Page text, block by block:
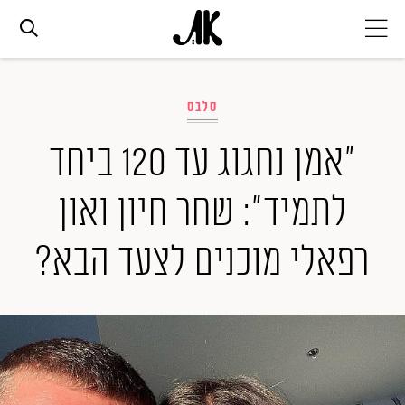
אופנה
ביוטי
סלבס
ערוצים נוספים
המגזין
סלבס
"אמן נחגוג עד 120 ביחד
לתמיד": שחר חיון ואון
רפאלי מוכנים לצעד הבא?